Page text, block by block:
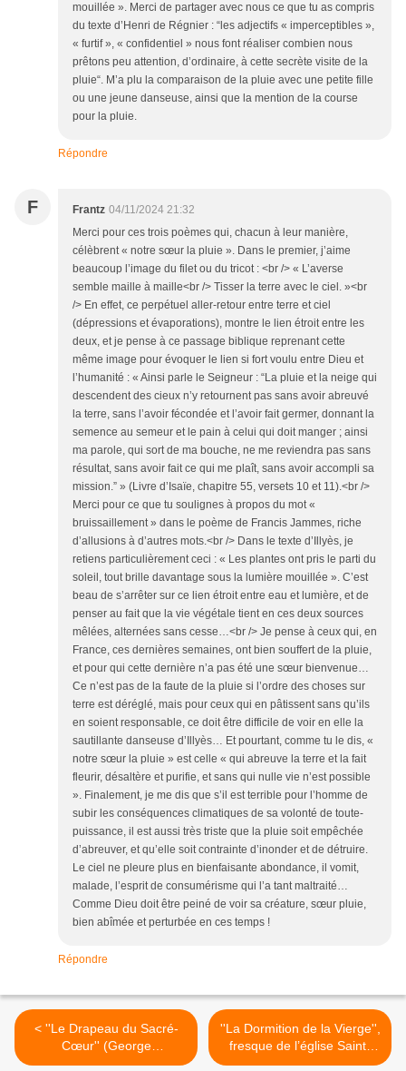
mouillée ». Merci de partager avec nous ce que tu as compris
du texte d’Henri de Régnier : “les adjectifs « imperceptibles »,
« furtif », « confidentiel » nous font réaliser combien nous
prêtons peu attention, d’ordinaire, à cette secrète visite de la
pluie“. M’a plu la comparaison de la pluie avec une petite fille
ou une jeune danseuse, ainsi que la mention de la course
pour la pluie.
Répondre
F Frantz 04/11/2024 21:32
Merci pour ces trois poèmes qui, chacun à leur manière,
célèbrent « notre sœur la pluie ». Dans le premier, j’aime
beaucoup l’image du filet ou du tricot : <br /> « L’averse
semble maille à maille<br /> Tisser la terre avec le ciel. »<br
/> En effet, ce perpétuel aller-retour entre terre et ciel
(dépressions et évaporations), montre le lien étroit entre les
deux, et je pense à ce passage biblique reprenant cette
même image pour évoquer le lien si fort voulu entre Dieu et
l’humanité : « Ainsi parle le Seigneur : “La pluie et la neige qui
descendent des cieux n’y retournent pas sans avoir abreuvé
la terre, sans l’avoir fécondée et l’avoir fait germer, donnant la
semence au semeur et le pain à celui qui doit manger ; ainsi
ma parole, qui sort de ma bouche, ne me reviendra pas sans
résultat, sans avoir fait ce qui me plaît, sans avoir accompli sa
mission.” » (Livre d’Isaïe, chapitre 55, versets 10 et 11).<br />
Merci pour ce que tu soulignes à propos du mot «
bruissaillement » dans le poème de Francis Jammes, riche
d’allusions à d’autres mots.<br /> Dans le texte d’Illyès, je
retiens particulièrement ceci : « Les plantes ont pris le parti du
soleil, tout brille davantage sous la lumière mouillée ». C’est
beau de s’arrêter sur ce lien étroit entre eau et lumière, et de
penser au fait que la vie végétale tient en ces deux sources
mêlées, alternées sans cesse…<br /> Je pense à ceux qui, en
France, ces dernières semaines, ont bien souffert de la pluie,
et pour qui cette dernière n’a pas été une sœur bienvenue…
Ce n’est pas de la faute de la pluie si l’ordre des choses sur
terre est déréglé, mais pour ceux qui en pâtissent sans qu’ils
en soient responsable, ce doit être difficile de voir en elle la
sautillante danseuse d’Illyès… Et pourtant, comme tu le dis, «
notre sœur la pluie » est celle « qui abreuve la terre et la fait
fleurir, désaltère et purifie, et sans qui nulle vie n’est possible
». Finalement, je me dis que s’il est terrible pour l’homme de
subir les conséquences climatiques de sa volonté de toute-
puissance, il est aussi très triste que la pluie soit empêchée
d’abreuver, et qu’elle soit contrainte d’inonder et de détruire.
Le ciel ne pleure plus en bienfaisante abondance, il vomit,
malade, l’esprit de consumérisme qui l’a tant maltraité…
Comme Dieu doit être peiné de voir sa créature, sœur pluie,
bien abîmée et perturbée en ces temps !
Répondre
< ''Le Drapeau du Sacré-
Cœur'' (George
Desvallières)
''La Dormition de la Vierge'',
fresque de l’église Saint-
Charbel à Maad >